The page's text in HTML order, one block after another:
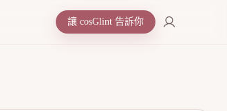
讓 cosGlint 告訴你